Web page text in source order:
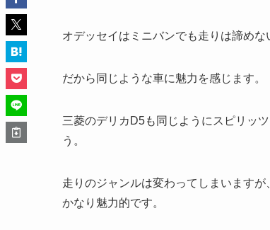
オデッセイはミニバンでも走りは諦め
だから同じような車に魅力を感じます。
三菱のデリカD5も同じようにスピリッ
う。
走りのジャンルは変わってしまいます
かなり魅力的です。